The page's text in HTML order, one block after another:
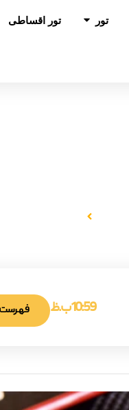
تور باز کردن در تور
تور اقساطی
10:59 ب.ظ